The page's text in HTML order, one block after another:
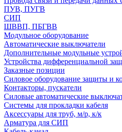
ПУВ, ПУГВ
СИП
ШВВП, ПБГВВ
Модульное оборудование
Автоматические выключатели
Дополнительные модульные
Устройства дифференциальной
Заказные позиции
Силовое оборудование защиты и
Контакторы, пускатели
Силовые автоматические
Системы для прокладки кабеля
Аксессуары для труб, м/р, к/к
Арматура для СИП